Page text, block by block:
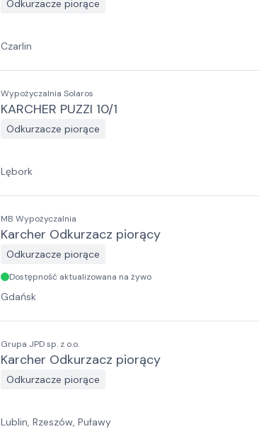
Odkurzacze piorące
Czarlin
Wypożyczalnia Solaros
KARCHER PUZZI 10/1
Odkurzacze piorące
Lębork
MB Wypożyczalnia
Karcher Odkurzacz piorący
Odkurzacze piorące
Dostępność aktualizowana na żywo
Gdańsk
Grupa JPD sp. z o.o.
Karcher Odkurzacz piorący
Odkurzacze piorące
Lublin, Rzeszów, Puławy